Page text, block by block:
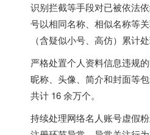
识别拦截等手段对已被依法
号以相同名称、相似名称等
（含疑似小号、高仿）累计处
严格处置个人资料信息违规
昵称、头像、简介和封面等
共计 16 余万个。
持续处理网络名人账号虚假粉